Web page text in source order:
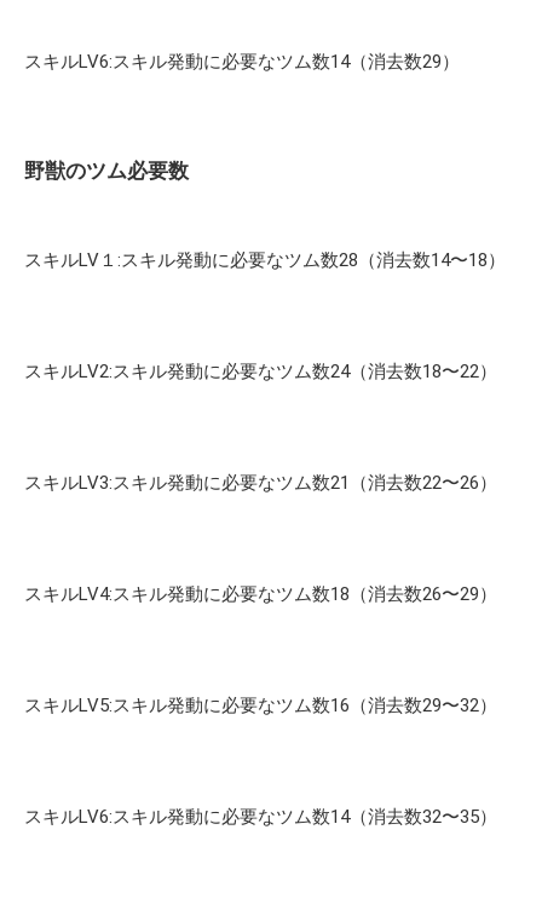
スキルLV6:スキル発動に必要なツム数14（消去数29）
野獣のツム必要数
スキルLV１:スキル発動に必要なツム数28（消去数14〜18）
スキルLV2:スキル発動に必要なツム数24（消去数18〜22）
スキルLV3:スキル発動に必要なツム数21（消去数22〜26）
スキルLV4:スキル発動に必要なツム数18（消去数26〜29）
スキルLV5:スキル発動に必要なツム数16（消去数29〜32）
スキルLV6:スキル発動に必要なツム数14（消去数32〜35）